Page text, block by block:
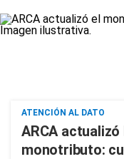
ATENCIÓN AL DATO
ARCA
monotributo: